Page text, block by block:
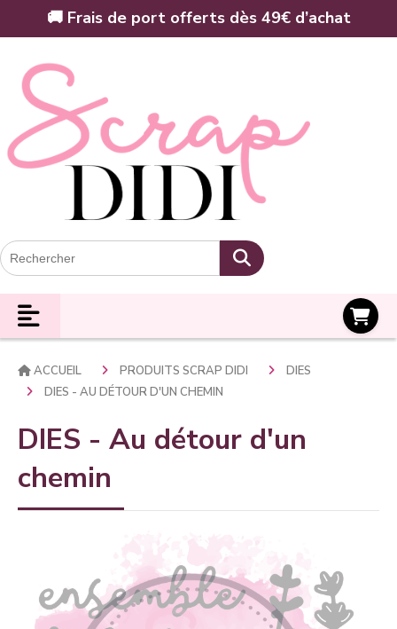
🚚 Frais de port offerts dès 49€ d’achat
ACCUEIL PRODUITS SCRAP DIDI
DIES
DIES - AU DÉTOUR D'UN CHEMIN
DIES - Au détour d'un
chemin